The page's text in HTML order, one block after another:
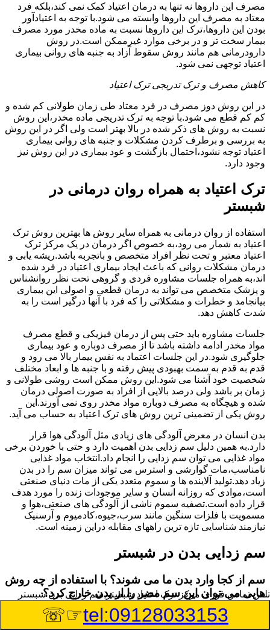
مصرف این داروها نه تنها به درمان اعتیاد کمک نمی کند،بلکه فرد
معتاد به مصرف این داروها وابسته می شود.با توجه به اعتیادآور
بودن این داروها،ترک این داروها نسبت به ماده مخدر مورد مصرف
بیمار سخت تر و در برخی موارد غیرممکن است.در روش
دارودرمانی هم مانند روش سقوط آزاد به جنبه های روانی بیماری
اعتیاد توجهی نمی شود.
کاهش مصرف و ترک تدریجی ترک اعتیاد
در این روش دوز مصرف در فرد معتاد طی زمان طولانی کم شده و
کم کم قطع می شود.با توجه به ترک تدریجی ماده مخدر،این روش
نسبت به روش های ذکر شده در بالا بهتر است ولی اگر در این روش
به بررسی و برطرف کردن مشکلات و جنبه های روانی بیماری
اعتیاد توجه نشود،احتمال بازگشت و عود بیماری در این روش نیز
وجود دارد.
ترک اعتیاد به همراه روان درمانی در
شبستر
استفاده از روان درمانی به همراه سایر روش ها بهترین روش ترک
اعتیاد به شمار می رود،به خصوص اگر درمان در یک مرکز ترک
اعتیاد معتبر و تحت نظر افراد متخصص و باتجربه باشد.ریشه یابی و
درمان مشکلات روانی که باعث ایجاد بیماری اعتیاد در فرد شده
اند،به همراه جلسات مشاوره فردی و گروهی تحت نظر روانشناس
و پزشک متخصص می تواند به درمان قطعی و اصولی این بیماری
بیانجامد و خطرات و مشکلاتی را که فرد با آنها درگیر است را به
شدت کاهش دهد.
جلسات مشاوره باید حتی پس از درمان فیزیکی و قطع مصرف
مواد مخدر ادامه داشته باشد تا از مصرف دوباره و عود بیماری
جلوگیری شود.در این جلسات اعتماد به نفس بیمار بالا می رود و
قدم به قدم به سمت بهبودی پیش رفته و با جنبه ها و ابعاد مختلف
شخصیت خود آشنا می شود.این روش ممکن است روشی طولانی و
زمان بر باشد ولی درصد بالایی از افراد به صورت اصولی درمان
شده و هیچگاه به مصرف دوباره مواد مخدر روی نمی آورند.این
روش یکی از تضمینی ترین روش های ترک اعتیاد به حساب می آید.
بدن انسان در معرض آلودگی های زیادی مثل آلودگی هوا قرار
دارد.به همین دلیل سم زدایی بدن اهمیت دارد و حتی با خوردن برخی
مواد غذایی می توان سم زدایی را انجام داد.انتخاب مواد غذایی
نامناسب،مات گوارشی و استرس می تواند میزان سم را در بدن
زیاد دهد.تولید آلاینده ها و سموم متعدد یکی از مات دنیای صنعتی
است،موادی که روزانه انسان و سایر موجودات زنده را مورد هدف
قرار داده است.تصفیه سموم ناشی از آلودگی های صنعتی،هوا و
مسمویت با فلزات سنگین مانند سرب،جیوه،کادمیوم و آرسنیک
نیازمند شناسایی تازه ترین راههای مقابله دراین زمینه است.
سم زدایی بدن در شبستر
سم از کجا وارد بدن ما می شوند؟ با استفاده از چه روش
هایی می توان این سم مضر را از بدن خارج کرد؟
بطور کلی سم موجود در بدن به دو گروه عمده تقسیم می
تلفن تماس فوریمرکز ترک اعتیاد شبستر,سم زدایی بدن شبستر
tel:09128033153
☞☏